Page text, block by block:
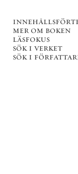
mer om boken
läsfokus
sök i verket
sök i